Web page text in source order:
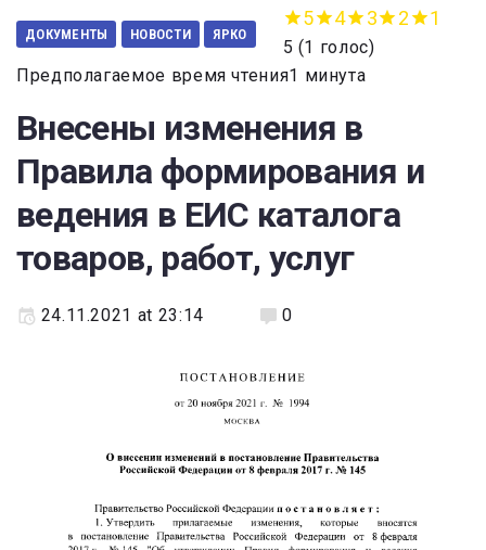
ДОКУМЕНТЫ НОВОСТИ ЯРКО
5 4 3 2 1
5 (1 голос)
Предполагаемое время чтения1 минута
Внесены изменения в
Правила формирования и
ведения в ЕИС каталога
товаров, работ, услуг
24.11.2021 at 23:14 0